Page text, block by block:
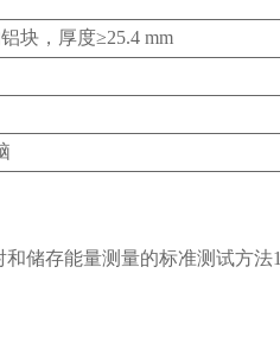
块，厚度≥25.4 mm
和储存能量测量的标准测试方法1